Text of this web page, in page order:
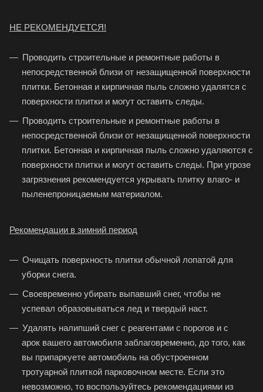
НЕ РЕКОМЕНДУЕТСЯ!
Проводить строительные и ремонтные работы в
непосредственной близи от незащищенной поверхности
плитки. Бетонная и кирпичная пыль сложно удалятся с
поверхности плитки и могут оставить следы.
Проводить строительные и ремонтные работы в
непосредственной близи от незащищенной поверхности
плитки. Бетонная и кирпичная пыль сложно удаляются с
поверхности плитки и могут оставить следы. При угрозе
загрязнения рекомендуется укрывать плитку влаго- и
пыленепроницаемым материалом.
Рекомендации в зимний период
Очищать поверхность плитки обычной лопатой для
уборки снега.
Своевременно убирать выпавший снег, чтобы не
успевал образовываться лед и твердый наст.
Удалять налипший снег с реагентами с порогов и с
арок вашего автомобиля заблаговременно, до того, как
вы припаркуете автомобиль на обустроенном
тротуарной плиткой парковочном месте. Если это
невозможно, то воспользуйтесь рекомендациями из